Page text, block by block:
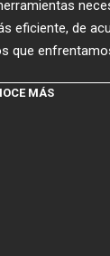
eficiente, de
que
MÁS